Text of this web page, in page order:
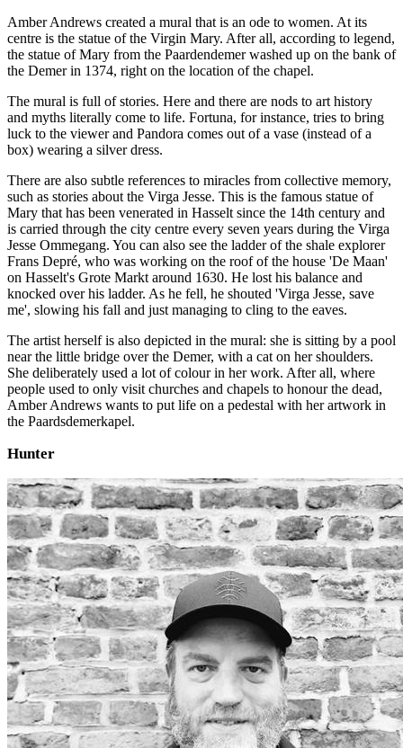
Amber Andrews created a mural that is an ode to women. At its
centre is the statue of the Virgin Mary. After all, according to legend,
the statue of Mary from the Paardendemer washed up on the bank of
the Demer in 1374, right on the location of the chapel.
The mural is full of stories. Here and there are nods to art history
and myths literally come to life. Fortuna, for instance, tries to bring
luck to the viewer and Pandora comes out of a vase (instead of a
box) wearing a silver dress.
There are also subtle references to miracles from collective memory,
such as stories about the Virga Jesse. This is the famous statue of
Mary that has been venerated in Hasselt since the 14th century and
is carried through the city centre every seven years during the Virga
Jesse Ommegang. You can also see the ladder of the shale explorer
Frans Depré, who was working on the roof of the house 'De Maan'
on Hasselt's Grote Markt around 1630. He lost his balance and
knocked over his ladder. As he fell, he shouted 'Virga Jesse, save
me', slowing his fall and just managing to cling to the eaves.
The artist herself is also depicted in the mural: she is sitting by a pool
near the little bridge over the Demer, with a cat on her shoulders.
She deliberately used a lot of colour in her work. After all, where
people used to only visit churches and chapels to honour the dead,
Amber Andrews wants to put life on a pedestal with her artwork in
the Paardsdemerkapel.
Hunter